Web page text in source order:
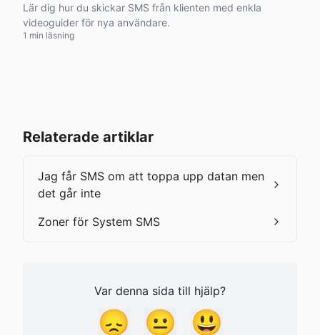
Lär dig hur du skickar SMS från klienten med enkla
videoguider för nya användare.
1 min läsning
Relaterade artiklar
Jag får SMS om att toppa upp datan men
det går inte
Zoner för System SMS
Var denna sida till hjälp?
😞 😐 😃